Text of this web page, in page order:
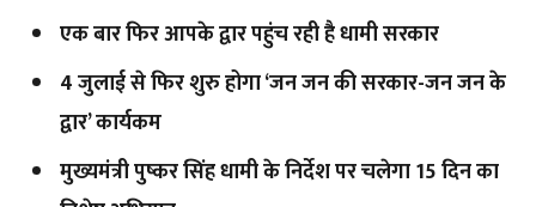
एक बार फिर आपके द्वार पहुंच रही है धामी सरकार
4 जुलाई से फिर शुरु होगा ‘जन जन की सरकार-जन जन के
द्वार’ कार्यकम
मुख्यमंत्री पुष्कर सिंह धामी के निर्देश पर चलेगा 15 दिन का